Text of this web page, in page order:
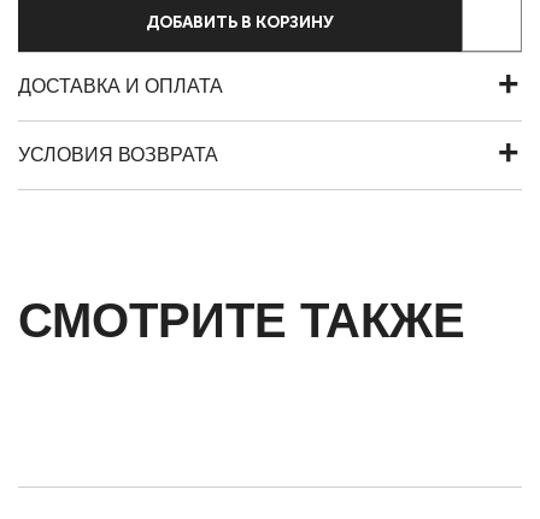
ДОБАВИТЬ В КОРЗИНУ
ДОСТАВКА И ОПЛАТА
УСЛОВИЯ ВОЗВРАТА
СМОТРИТЕ ТАКЖЕ